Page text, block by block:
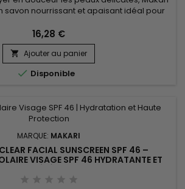
savon nourrissant et apaisant idéal pour
Dulcis Extract), le beurre de karité
pour aider à préserver l’hydratation,
et améliorer le confort cutané....
16,28 €
 Ajouter au panier
 Disponible
MARQUE: MAKARI
FACIAL SUNSCREEN SPF 46 –
VISAGE SPF 46 HYDRATANTE ET